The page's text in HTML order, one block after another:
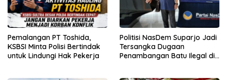
Pemalangan PT Toshida,
KSBSI Minta Polisi Bertindak
untuk Lindungi Hak Pekerja
Politisi NasDem Suparjo Jadi
Tersangka Dugaan
Penambangan Batu Ilegal di